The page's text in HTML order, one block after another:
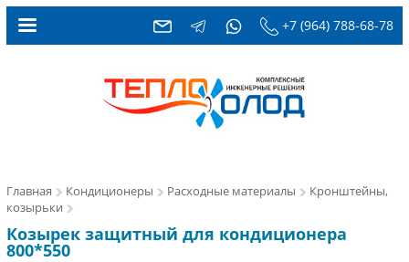
+7 (964) 788-68-78
Главная Кондиционеры Расходные материалы
Кронштейны,
козырьки
Козырек защитный для кондиционера
800*550